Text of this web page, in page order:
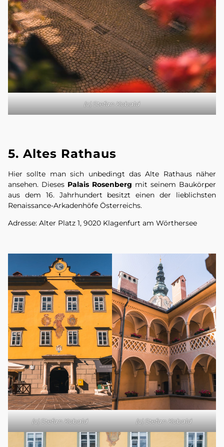
(c) Stefan Kobald
5. Altes Rathaus
Hier sollte man sich unbedingt das Alte Rathaus näher
ansehen. Dieses Palais Rosenberg mit seinem Baukörper
aus dem 16. Jahrhundert besitzt einen der lieblichsten
Renaissance-Arkadenhöfe Österreichs.
Adresse: Alter Platz 1, 9020 Klagenfurt am Wörthersee
(c) Stefan Kobald (c) Stefan Kobald